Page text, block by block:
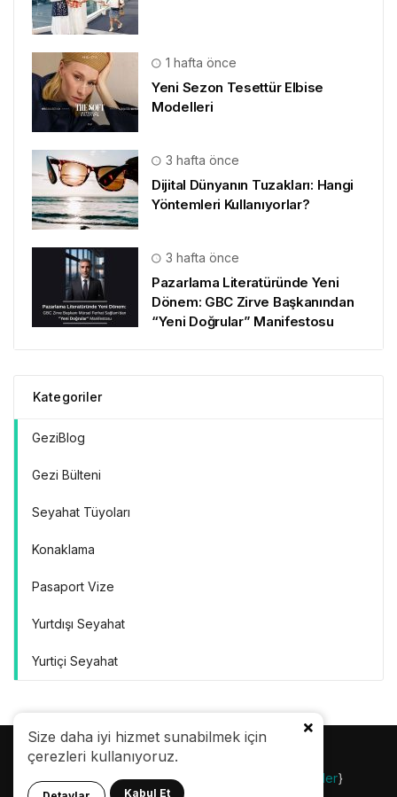
Size daha iyi hizmet sunabilmek için
çerezleri kullanıyoruz.
Kabul Et
1 hafta önce
Yeni Sezon Tesettür Elbise
Modelleri
3 hafta önce
Dijital Dünyanın Tuzakları: Hangi
Yöntemleri Kullanıyorlar?
3 hafta önce
Pazarlama Literatüründe Yeni
Dönem: GBC Zirve Başkanından
“Yeni Doğrular” Manifestosu
Kategoriler
GeziBlog
Gezi Bülteni
Seyahat Tüyoları
Konaklama
Pasaport Vize
Yurtdışı Seyahat
Yurtiçi Seyahat
© 24.08.2007 |Gezi Bülteni Gezilecek Yerler}